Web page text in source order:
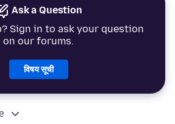
Ask a Question
Sign in to ask your question
on our forums.
विषय सूची